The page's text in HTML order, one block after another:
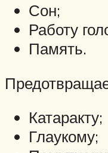
Сон;
Работу
Память.
Катаракту;
Глаукому;